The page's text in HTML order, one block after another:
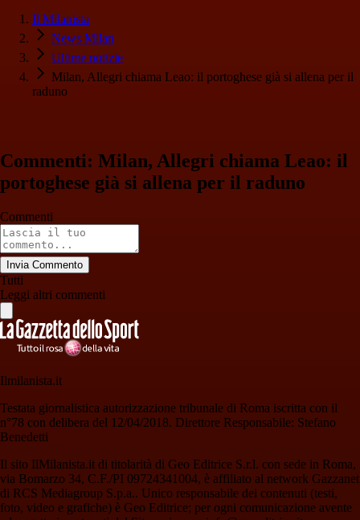
Il Milanista
News Milan
Ultime notizie
Milan, Allegri chiama Leao: il portoghese già si allena per il
raduno
Commenti: Milan, Allegri chiama Leao: il
portoghese già si allena per il raduno
Commenti
Invia Commento
Tutti
Leggi altri commenti
Ilmilanista.it
Testata giornalistica autorizzazione tribunale di Roma iscritta con il
n°78 con delibera del 12/04/2018. Direttore Responsabile: Stefano
Benedetti
Il sito IlMilanista.it di titolarità di Geo Editrice S.r.l. con sede in Roma,
via Bomarzo 34, C.F./PI 09724341004, è affiliato al network Gazzanet
di RCS Mediagroup S.p.a.. Unico responsabile dei contenuti (testi,
foto, video e grafiche) è Geo Editrice; per ogni comunicazione avente